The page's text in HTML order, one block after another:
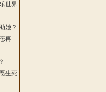
世界
她？
再
生死